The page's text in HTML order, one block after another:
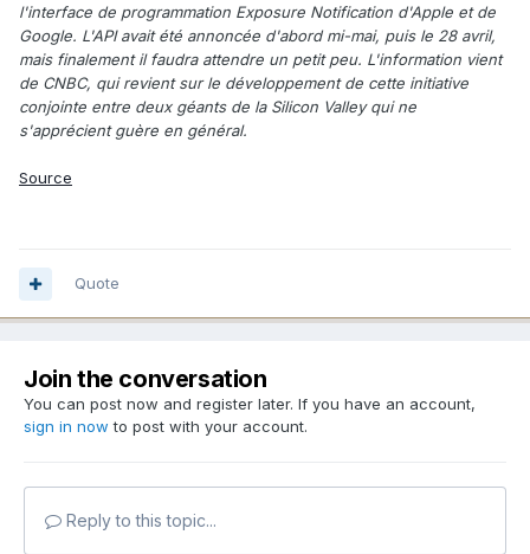
l'interface de programmation Exposure Notification d'Apple et de
Google. L'API avait été annoncée d'abord mi-mai, puis le 28 avril,
mais finalement il faudra attendre un petit peu. L'information vient
de CNBC, qui revient sur le développement de cette initiative
conjointe entre deux géants de la Silicon Valley qui ne
s'apprécient guère en général.
Source
Quote
Join the conversation
You can post now and register later. If you have an account,
sign in now to post with your account.
Reply to this topic...